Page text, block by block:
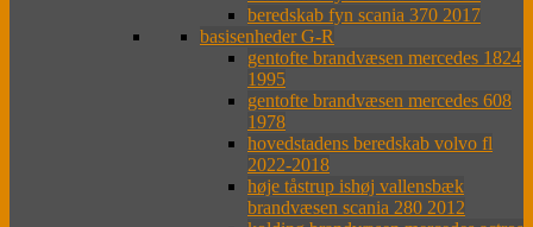
beredskab fyn scania 370 2017
basisenheder G-R
gentofte brandvæsen mercedes 1824
1995
gentofte brandvæsen mercedes 608
1978
hovedstadens beredskab volvo fl
2022-2018
høje tåstrup ishøj vallensbæk
brandvæsen scania 280 2012